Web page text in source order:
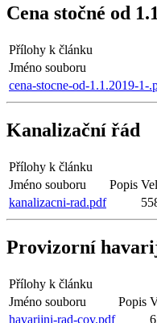
Cena stočné od
Přílohy k článku
Jméno souboru
cena-stocne-od-1.1.2019-1-
Kanalizační řád
Přílohy k článku
Jméno souboru
Popis
kanalizacni-rad.pdf
Provizorní
Přílohy k článku
Jméno souboru
Popis
havarijni-rad-cov.pdf